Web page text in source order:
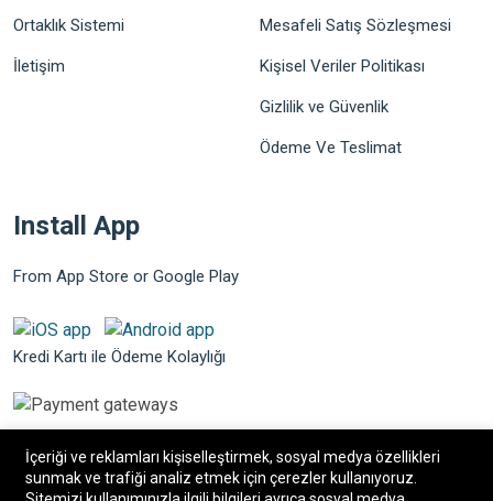
Ortaklık Sistemi
İletişim
Mesafeli Satış Sözleşmesi
Kişisel Veriler Politikası
Gizlilik ve Güvenlik
Ödeme Ve Teslimat
Install App
From App Store or Google Play
Kredi Kartı ile Ödeme Kolaylığı
İçeriği ve reklamları kişiselleştirmek, sosyal medya özellikleri
sunmak ve trafiği analiz etmek için çerezler kullanıyoruz.